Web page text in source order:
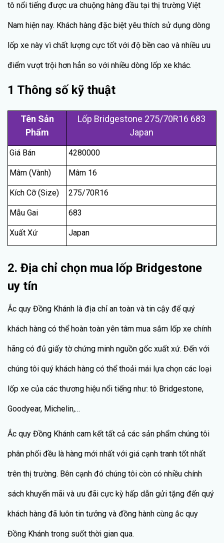
tô nổi tiếng được ưa chuộng hàng đầu tại thị trường Việt
Nam hiện nay. Khách hàng đặc biệt yêu thích sử dụng dòng
lốp xe này vì chất lượng cực tốt với độ bền cao và nhiều ưu
điểm vượt trội hơn hẳn so với nhiều dòng lốp xe khác.
1 Thông số kỹ thuật
Tên Sản
Phẩm
Lốp Bridgestone 275/70R16 683
Japan
Giá Bán 4280000
Mâm (Vành) Mâm 16
Kích Cỡ (Size) 275/70R16
Mẫu Gai 683
Xuất Xứ Japan
2. Địa chỉ chọn mua lốp Bridgestone
uy tín
Ắc quy Đồng Khánh là địa chỉ an toàn và tin cậy để quý
khách hàng có thể hoàn toàn yên tâm mua sắm lốp xe chính
hãng có đủ giấy tờ chứng minh nguồn gốc xuất xứ. Đến với
chúng tôi quý khách hàng có thể thoải mái lựa chọn các loại
lốp xe của các thương hiệu nổi tiếng như: tô Bridgestone,
Goodyear, Michelin,…
Ắc quy Đồng Khánh cam kết tất cả các sản phẩm chúng tôi
phân phối đều là hàng mới nhất với giá cạnh tranh tốt nhất
trên thị trường. Bên cạnh đó chúng tôi còn có nhiều chính
sách khuyến mãi và ưu đãi cực kỳ hấp dẫn gửi tặng đến quý
khách hàng đã luôn tin tưởng và đồng hành cùng ắc quy
Đồng Khánh trong suốt thời gian qua.